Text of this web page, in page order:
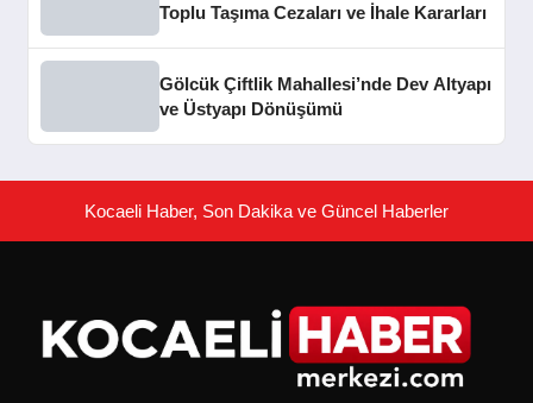
Toplu Taşıma Cezaları ve İhale Kararları
Gölcük Çiftlik Mahallesi’nde Dev Altyapı
ve Üstyapı Dönüşümü
Kocaeli Haber, Son Dakika ve Güncel Haberler